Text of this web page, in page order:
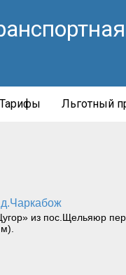
Тарифы Льготный
д.Чаркабож
из пос.Щельяюр